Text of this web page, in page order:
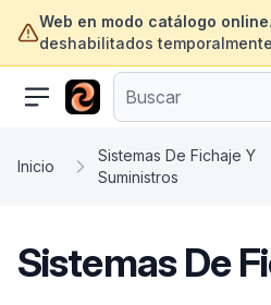
Web en modo catálogo online.
deshabilitados
ofertasinformatica.com
Inicio
Sistemas De Fichaje Y
Suministros
Sistemas De